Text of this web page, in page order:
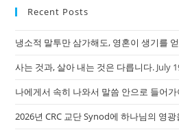
Recent Posts
냉소적 말투만 삼가해도, 영혼이 생기를
사는 것과, 살아 내는 것은 다릅니다. July
나에게서 속히 나와서 말씀 안으로 들어
2026년 CRC 교단 Synod에 하나님의 영